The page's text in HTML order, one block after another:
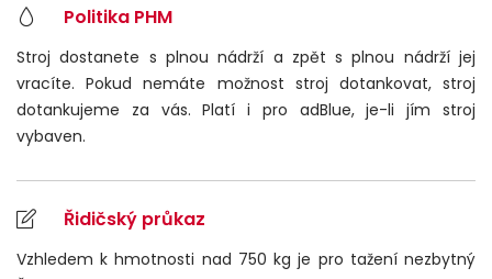
Politika PHM
Stroj dostanete s plnou nádrží a zpět s plnou nádrží jej
vracíte. Pokud nemáte možnost stroj dotankovat, stroj
dotankujeme za vás. Platí i pro adBlue, je-li jím stroj
vybaven.
Řidičský průkaz
Vzhledem k hmotnosti nad 750 kg je pro tažení nezbytný